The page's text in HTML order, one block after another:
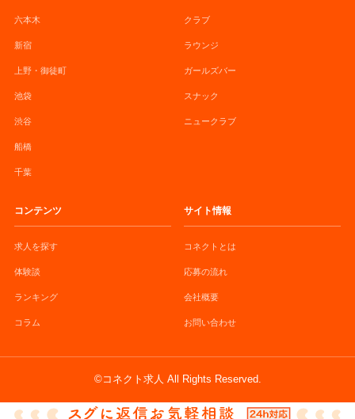
六本木
新宿
上野・御徒町
池袋
渋谷
船橋
千葉
クラブ
ラウンジ
ガールズバー
スナック
ニュークラブ
コンテンツ
求人を探す
体験談
ランキング
コラム
サイト情報
コネクトとは
応募の流れ
会社概要
お問い合わせ
©コネクト求人 All Rights Reserved.